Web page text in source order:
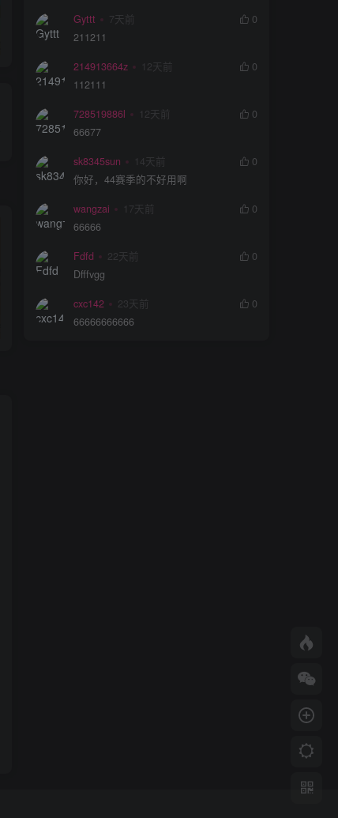
轻松签小白教程｜安装+签名+多开+插件注入
Gyttt 7天前
0
211211
214913664z 12天前
0
112111
728519886l 12天前
0
66677
sk8345sun 14天前
0
你好，44赛季的不好用啊
wangzai 17天前
0
66666
Fdfd 22天前
0
Dfffvgg
cxc142 23天前
0
66666666666